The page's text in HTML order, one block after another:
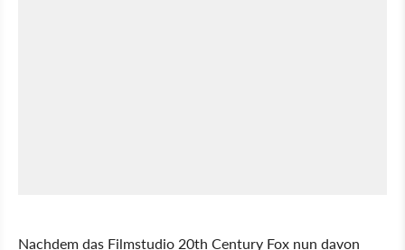
Nachdem das Filmstudio 20th Century Fox nun davon